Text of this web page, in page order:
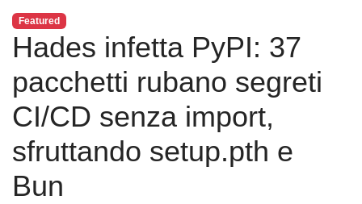
Featured
Hades infetta PyPI: 37
pacchetti rubano segreti
CI/CD senza import,
sfruttando setup.pth e
Bun